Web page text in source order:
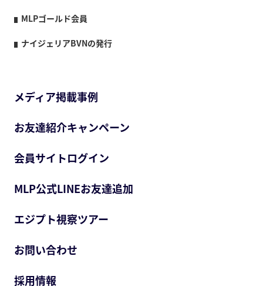
MLPゴールド会員
ナイジェリアBVNの発行
メディア掲載事例
お友達紹介キャンペーン
会員サイトログイン
MLP公式LINEお友達追加
エジプト視察ツアー
お問い合わせ
採用情報